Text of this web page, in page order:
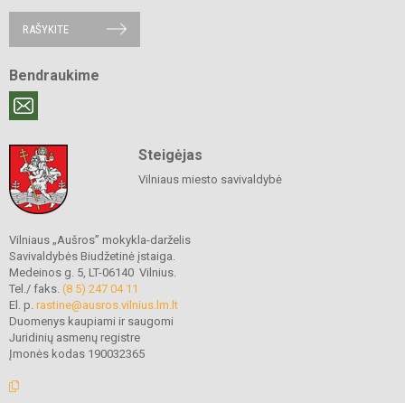
RAŠYKITE
Bendraukime
Steigėjas
Vilniaus miesto savivaldybė
Vilniaus „Aušros” mokykla-darželis
Savivaldybės Biudžetinė įstaiga.
Medeinos g. 5, LT-06140 Vilnius.
Tel./ faks. (8 5) 247 04 11
El. p. rastine@ausros.vilnius.lm.lt
Duomenys kaupiami ir saugomi
Juridinių asmenų registre
Įmonės kodas 190032365